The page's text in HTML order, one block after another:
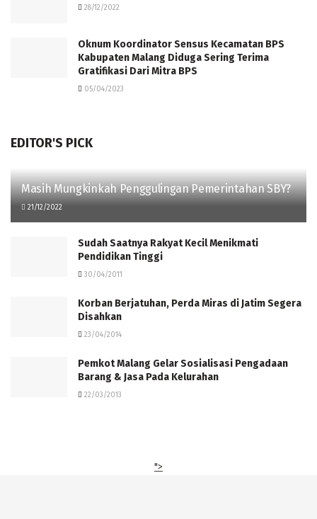
28/12/2022
Oknum Koordinator Sensus Kecamatan BPS
Kabupaten Malang Diduga Sering Terima
Gratifikasi Dari Mitra BPS
05/04/2023
EDITOR'S PICK
Masih Mungkinkah Penggulingan Pemerintahan SBY?
21/12/2022
Sudah Saatnya Rakyat Kecil Menikmati
Pendidikan Tinggi
30/04/2011
Korban Berjatuhan, Perda Miras di Jatim Segera
Disahkan
23/04/2014
Pemkot Malang Gelar Sosialisasi Pengadaan
Barang & Jasa Pada Kelurahan
22/03/2013
">